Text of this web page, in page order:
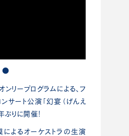
●
リープログラムによる、フ
サート公演「幻宴（げんえ
ぶりに開催！
よるオーケストラの生演